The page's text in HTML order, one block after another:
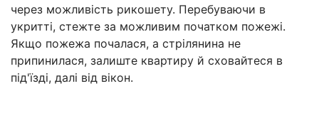
через можливість рикошету. Перебуваючи в
укритті, стежте за можливим початком пожежі.
Якщо пожежа почалася, а стрілянина не
припинилася, залиште квартиру й сховайтеся в
під'їзді, далі від вікон.